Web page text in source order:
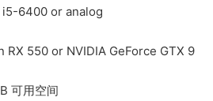
6400 or analog
RX 550 or NVIDIA GeForce GTX 9
可用空间